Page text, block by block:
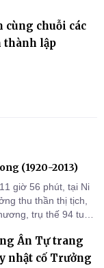
cùng chuỗi các
thành lập
(1920-2013)
giờ 56 phút, tại Ni
thu thần thị tịch,
trụ thế 94 tuổi
Ân Tự trang
nhật cố Trưởng